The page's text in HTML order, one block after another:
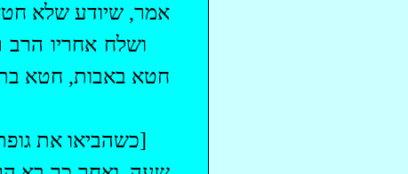
אמר, שיודע שלא
‏ושלח אחריו הרב
חטא באבות, חטא
‏[כשהביאו את